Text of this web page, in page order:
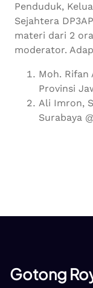
Penduduk,
Sejahtera
materi dari 2
moderator.
Moh. Rifan
Provinsi
Ali Imron,
Surabaya
Gotong